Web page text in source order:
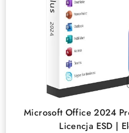
Microsoft Office 2024
Licencja ESD |